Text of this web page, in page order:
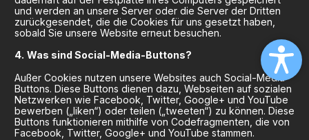
und werden an unsere Server oder die Server der Dritten
zurückgesendet, die die Cookies für uns gesetzt haben,
sobald Sie unsere Website erneut besuchen.
Was sind Social-Media-Buttons?
Außer Cookies nutzen unsere Websites auch Social-Media-
Buttons. Diese Buttons dienen dazu, Webseiten auf sozialen
Netzwerken wie Facebook, Twitter, Google+ und YouTube
bewerben („liken“) oder teilen („tweeten“) zu können. Diese
Buttons funktionieren mithilfe von Codefragmenten, die von
Facebook, Twitter, Google+ und YouTube stammen.